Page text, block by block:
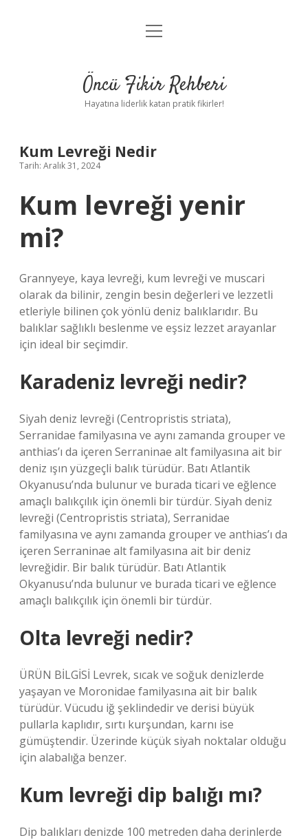
Anasayfa
Yasal Uyarı
menüyü
Öncü Fikir Rehberi
Hayatına liderlik katan pratik fikirler!
Kum Levreği Nedir
Tarih: Aralık 31, 2024
Kum levreği yenir
mi?
Grannyeye, kaya levreği, kum levreği ve muscari
olarak da bilinir, zengin besin değerleri ve lezzetli
etleriyle bilinen çok yönlü deniz balıklarıdır. Bu
balıklar sağlıklı beslenme ve eşsiz lezzet arayanlar
için ideal bir seçimdir.
Karadeniz levreği nedir?
Siyah deniz levreği (Centropristis striata),
Serranidae familyasına ve aynı zamanda grouper ve
anthias’ı da içeren Serraninae alt familyasına ait bir
deniz ışın yüzgeçli balık türüdür. Batı Atlantik
Okyanusu’nda bulunur ve burada ticari ve eğlence
amaçlı balıkçılık için önemli bir türdür. Siyah deniz
levreği (Centropristis striata), Serranidae
familyasına ve aynı zamanda grouper ve anthias’ı da
içeren Serraninae alt familyasına ait bir deniz
levreğidir. Bir balık türüdür. Batı Atlantik
Okyanusu’nda bulunur ve burada ticari ve eğlence
amaçlı balıkçılık için önemli bir türdür.
Olta levreği nedir?
ÜRÜN BİLGİSİ Levrek, sıcak ve soğuk denizlerde
yaşayan ve Moronidae familyasına ait bir balık
türüdür. Vücudu iğ şeklindedir ve derisi büyük
pullarla kaplıdır, sırtı kurşundan, karnı ise
gümüştendir. Üzerinde küçük siyah noktalar olduğu
için alabalığa benzer.
Kum levreği dip balığı mı?
Dip balıkları denizde 100 metreden daha derinlerde